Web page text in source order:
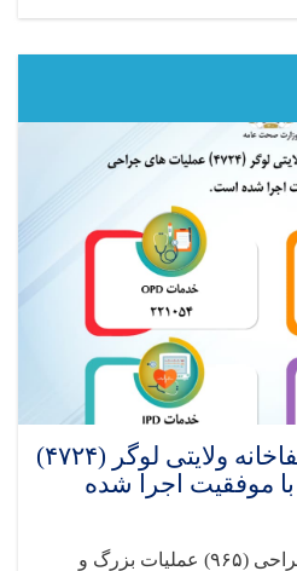
در سال گذشته در شفاخانه ولایتی لوگر (۴۷۲۴)
موفقیت اجرا شده
(۹۶۵)
عملیات بزرگ و